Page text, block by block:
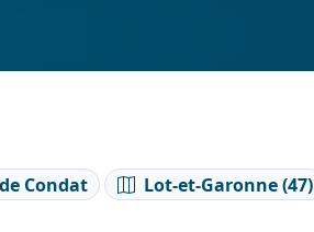
Condat Lot-et-Garonne (47)